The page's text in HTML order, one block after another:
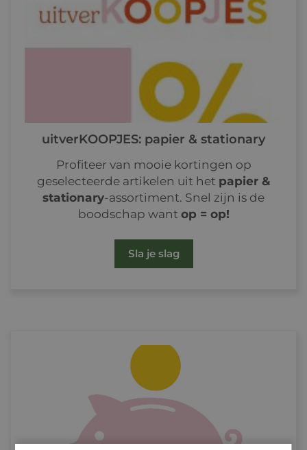
uitverKOOPJES: papier & stationary
Profiteer van mooie kortingen op
geselecteerde artikelen uit het papier &
stationary-assortiment. Snel zijn is de
boodschap want op = op!
Sla je slag